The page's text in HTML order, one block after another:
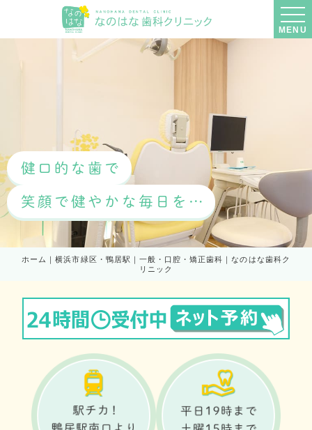
MENU
健口的な歯で
笑顔で健やかな毎日を…
ホーム｜横浜市緑区・鴨居駅｜一般・口腔・矯正歯科｜なのはな歯科ク
リニック